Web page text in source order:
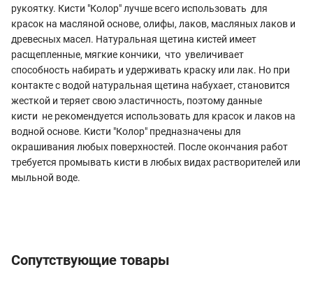
рукоятку. Кисти "Колор" лучше всего использовать для
красок на масляной основе, олифы, лаков, масляных лаков и
древесных масел. Натуральная щетина кистей имеет
расщепленные, мягкие кончики, что увеличивает
способность набирать и удерживать краску или лак. Но при
контакте с водой натуральная щетина набухает, становится
жесткой и теряет свою эластичность, поэтому данные
кисти не рекомендуется использовать для красок и лаков на
водной основе. Кисти "Колор" предназначены для
окрашивания любых поверхностей. После окончания работ
требуется промывать кисти в любых видах растворителей или
мыльной воде.
Сопутствующие товары